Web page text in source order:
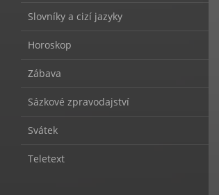
Slovníky a cizí jazyky
Horoskop
Zábava
Sázkové zpravodajství
Svátek
Teletext